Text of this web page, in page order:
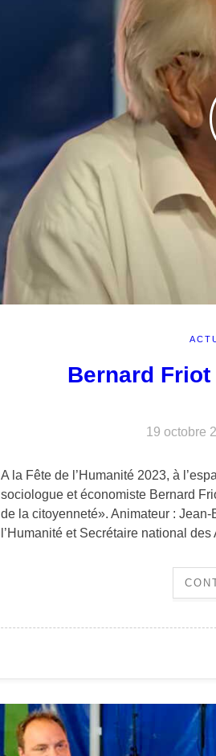
Bernard Friot
19 octobre
A la Fête de l’Humanité 2023, à
sociologue et économiste Bernard
de la citoyenneté». Animateur :
l’Humanité et Secrétaire national des